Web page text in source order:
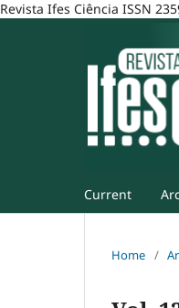
Revista Ifes Ciência ISSN
Current
Home /